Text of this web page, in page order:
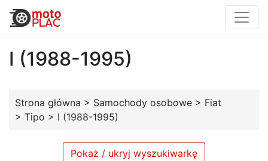
I (1988-1995)
Strona główna > Samochody osobowe > Fiat
> Tipo > I (1988-1995)
Pokaż / ukryj wyszukiwarkę